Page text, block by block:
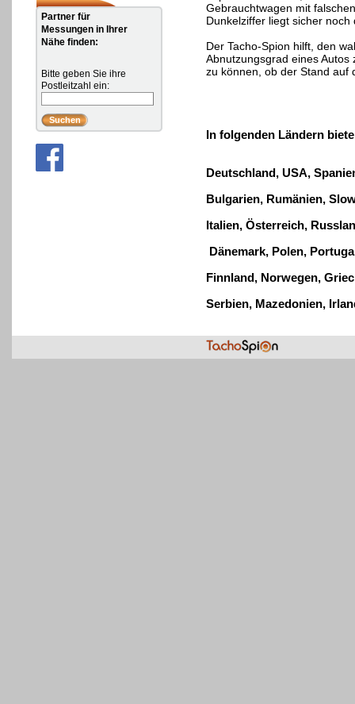
Partner für
Messungen in Ihrer
Nähe finden:
Bitte geben Sie ihre
Postleitzahl ein:
Gebrauchtwagen mit
Dunkelziffer liegt sicher noch
Der Tacho-Spion hilft, den
Abnutzungsgrad eines
zu können, ob der Stand auf
In folgenden Ländern
Deutschland, USA,
Bulgarien, Rumänien,
Italien, Österreich,
Dänemark, Polen,
Finnland, Norwegen,
Serbien, Mazedonien,